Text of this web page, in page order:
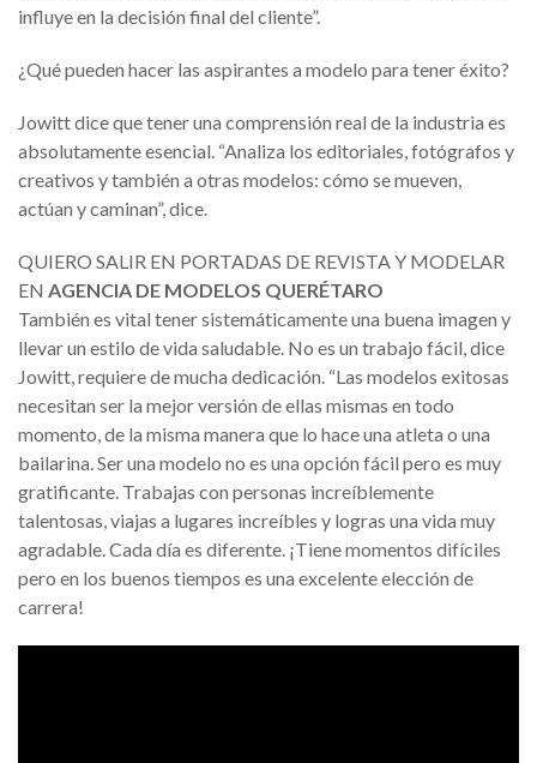
influye en la decisión final del cliente”.
¿Qué pueden hacer las aspirantes a modelo para tener éxito?
Jowitt dice que tener una comprensión real de la industria es
absolutamente esencial. “Analiza los editoriales, fotógrafos y
creativos y también a otras modelos: cómo se mueven,
actúan y caminan”, dice.
QUIERO SALIR EN PORTADAS DE REVISTA Y MODELAR
EN AGENCIA DE MODELOS QUERÉTARO
También es vital tener sistemáticamente una buena imagen y
llevar un estilo de vida saludable. No es un trabajo fácil, dice
Jowitt, requiere de mucha dedicación. “Las modelos exitosas
necesitan ser la mejor versión de ellas mismas en todo
momento, de la misma manera que lo hace una atleta o una
bailarina. Ser una modelo no es una opción fácil pero es muy
gratificante. Trabajas con personas increíblemente
talentosas, viajas a lugares increíbles y logras una vida muy
agradable. Cada día es diferente. ¡Tiene momentos difíciles
pero en los buenos tiempos es una excelente elección de
carrera!